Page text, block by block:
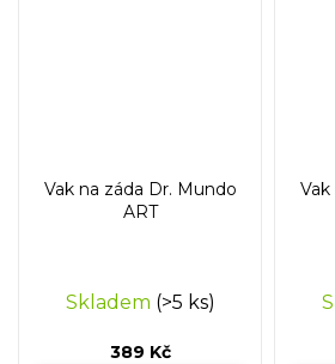
Vak na záda Dr. Mundo
ART
Skladem (>5 ks)
389 Kč
Vak